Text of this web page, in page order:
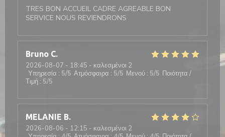
TRES BON ACCUEIL CADRE AGREABLE BON
SERVICE NOUS REVIENDRONS
Bruno C
2026-08-07 - 18:45 - καλεσμένοι 2
Υπηρεσία : 5/5 Ατμόσφαιρα : 5/5 Μενού : 5/5 Ποιότητα /
Τιμή : 5/5
MELANIE B
2026-08-06 - 12:15 - καλεσμένοι 2